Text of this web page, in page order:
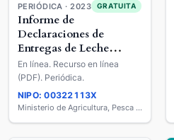
PERIÓDICA · 2023 GRATUITA
Informe de
Declaraciones de
Entregas de Leche
Ecológica, DOP E IGP a
los Primeros
Compradores : Ovino y
Caprino
En línea. Recurso en línea
(PDF). Periódica.
NIPO: 00322113X
Ministerio de Agricultura, Pesca y Alimentación